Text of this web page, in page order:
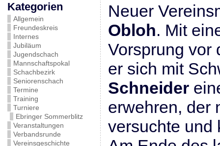
Kategorien
Allgemein
Freundeskreis
Internes
Jubiläum
Jugendschach
Mannschaftspokal
Schachbezirk
Seniorenschach
Termine
Training
Turniere
Ebringer Sommerblitz
Veranstaltungen
Verbandsrunde
Vereinsgeschichte
Neuer
Obloh. Mit
Vorsprung vor
er sich mit
Schneider
erwehren, der
versuchte und